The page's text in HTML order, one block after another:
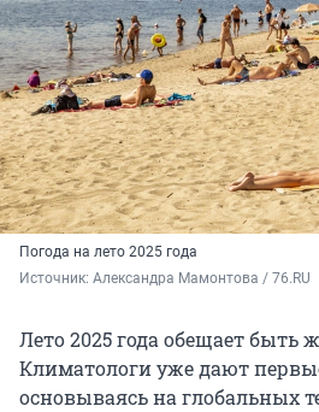
Погода на лето 2025 года
Источник: Александра Мамонтова / 76.RU
Лето 2025 года обещает быть
Климатологи уже дают
основываясь на глобальных